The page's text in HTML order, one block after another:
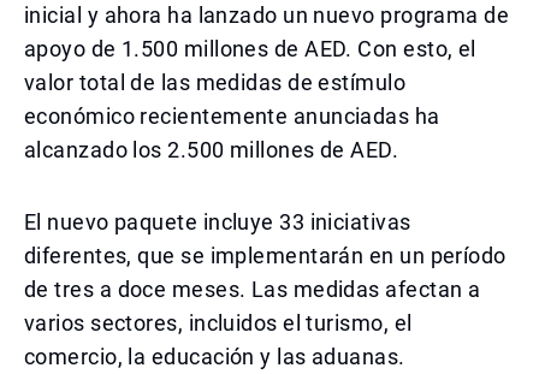
inicial y ahora ha lanzado un nuevo programa de
apoyo de 1.500 millones de AED. Con esto, el
valor total de las medidas de estímulo
económico recientemente anunciadas ha
alcanzado los 2.500 millones de AED.
El nuevo paquete incluye 33 iniciativas
diferentes, que se implementarán en un período
de tres a doce meses. Las medidas afectan a
varios sectores, incluidos el turismo, el
comercio, la educación y las aduanas.